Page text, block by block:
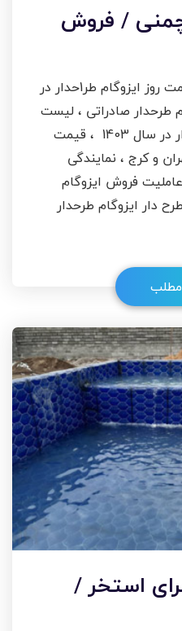
چمنی / فروش
ایزوگام طرحدار چمنی ، قیمت روز ایزوگام طر1حدار در
طرحدار صادراتی ، لیست
قیمت جدید ایزوگام طرحدار در سال 1403 ، قیمت
و کرج ، نمایندگی
عاملیت فروش ایزوگام
دار ایزوگام طرحدار
مطلب
استخر /